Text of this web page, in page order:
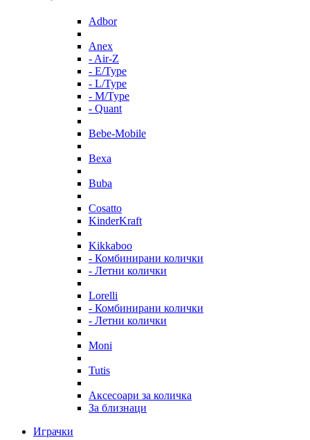
Adbor
Anex
- Air-Z
- E/Type
- L/Type
- M/Type
- Quant
Bebe-Mobile
Bexa
Buba
Cosatto
KinderKraft
Kikkaboo
- Комбинирани колички
- Летни колички
Lorelli
- Комбинирани колички
- Летни колички
Moni
Tutis
Аксесоари за количка
За близнаци
Играчки